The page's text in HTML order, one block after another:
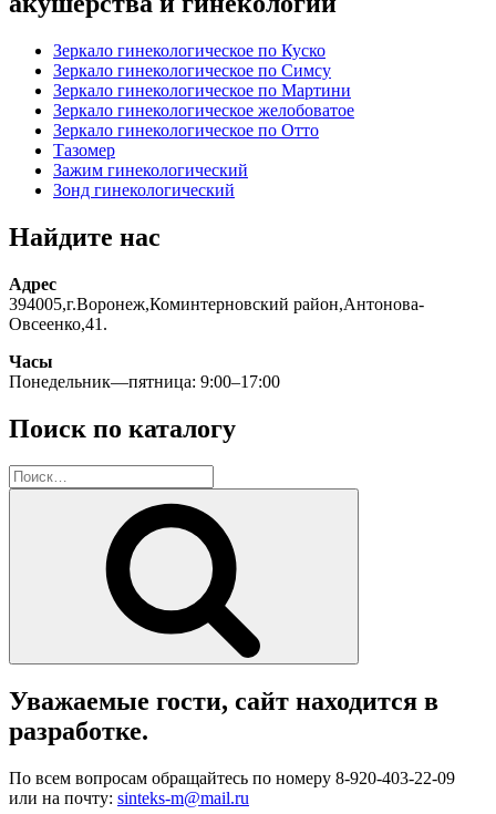
Зеркало гинекологическое по Куско
Зеркало гинекологическое по Симсу
Зеркало гинекологическое по Мартини
Зеркало гинекологическое желобоватое
Зеркало гинекологическое по Отто
Тазомер
Зажим гинекологический
Зонд гинекологический
Найдите нас
Адрес
394005,г.Воронеж,Коминтерновский район,Антонова-
Овсеенко,41.
Часы
Понедельник—пятница: 9:00–17:00
Поиск по каталогу
Искать:
Уважаемые гости, сайт находится в
разработке.
По всем вопросам обращайтесь по номеру 8-920-403-22-09
или на почту: sinteks-m@mail.ru